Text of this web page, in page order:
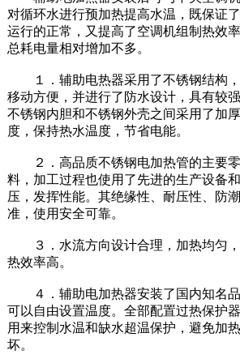
对循环水进行预加热提高水温，既保证
运行的正常，又提高了空调机组制热效
总耗电量相对增加不多。
１．辅助电热器采用了不锈钢结构，
移动方便，并进行了防水设计，具有较
不锈钢内胆和不锈钢外壳之间采用了加
度，保持热水温度，节省电能。
２．高品质不锈钢电加热管的主要零
料，加工过程也使用了先进的生产设备
压，发挥性能。其绝缘性、耐压性、防
准，使用安全可靠。
３．水流方向设计合理，加热均匀，
热效率高。
４．辅助电加热器安装了国内知名品
可以自由设置温度。全部配置过热保护
用来控制水温和缺水超温保护，避免加
坏。